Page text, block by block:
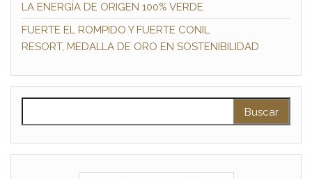
LA ENERGÍA DE ORIGEN 100% VERDE
FUERTE EL ROMPIDO Y FUERTE CONIL
RESORT, MEDALLA DE ORO EN SOSTENIBILIDAD